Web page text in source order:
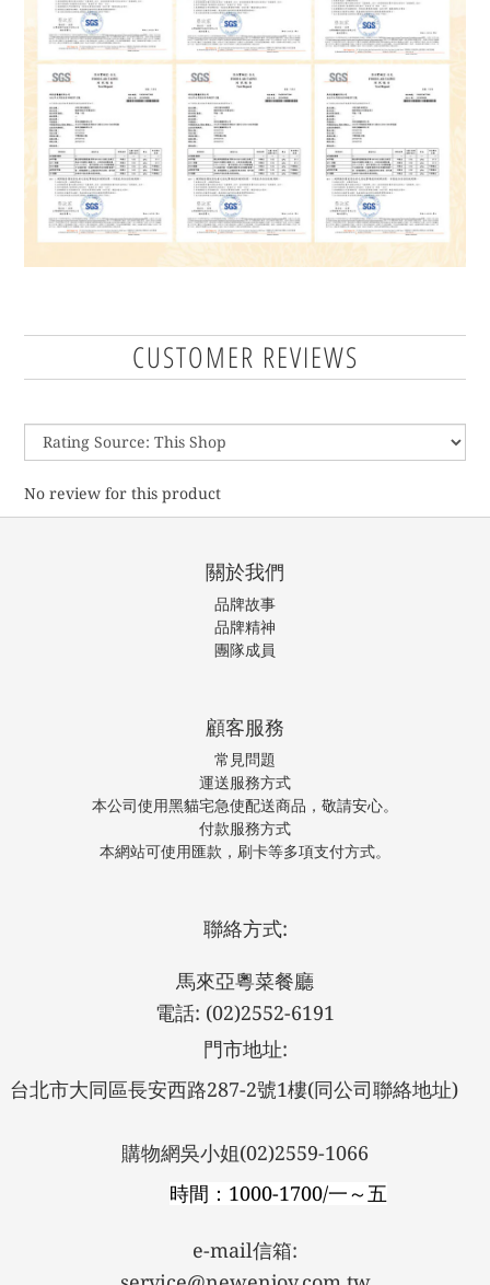
CUSTOMER REVIEWS
No review for this product
關於我們
品牌故事
品牌精神
團隊成員
顧客服務
常見問題
運送服務方式
本公司使用黑貓宅急使配送商品，敬請安心。
付款服務方式
本網站可使用匯款，刷卡等多項支付方式。
聯絡方式:
馬來亞粵菜餐廳
電話: (02)2552-6191
門市地址:
台北市大同區長安西路287-2號1樓(同公司聯絡地址)
購物網吳小姐(02)2559-1066
時間：1000-1700/一～五
e-mail信箱: